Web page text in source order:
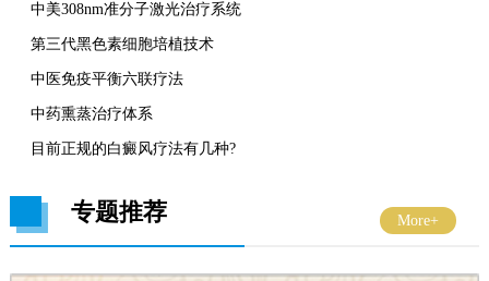
中美308nm准分子激光治疗系统
第三代黑色素细胞培植技术
中医免疫平衡六联疗法
中药熏蒸治疗体系
目前正规的白癜风疗法有几种?
专题推荐 More+